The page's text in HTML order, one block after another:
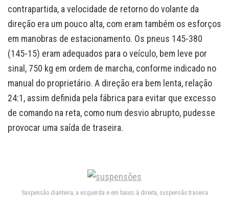
contrapartida, a velocidade de retorno do volante da
direção era um pouco alta, com eram também os esforços
em manobras de estacionamento. Os pneus 145-380
(145-15) eram adequados para o veículo, bem leve por
sinal, 750 kg em ordem de marcha, conforme indicado no
manual do proprietário. A direção era bem lenta, relação
24:1, assim definida pela fábrica para evitar que excesso
de comando na reta, como num desvio abrupto, pudesse
provocar uma saída de traseira.
Suspensão dianteira, a esquerda e em baixo; à direita, suspensão traseira